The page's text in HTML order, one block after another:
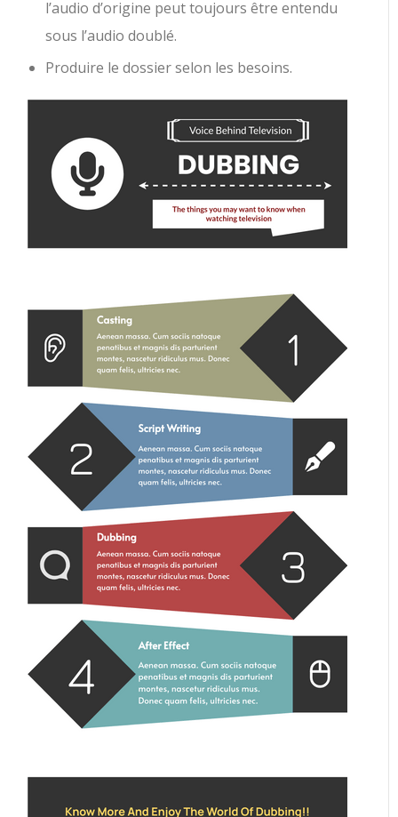
l’audio d’origine peut toujours être entendu
sous l’audio doublé.
Produire le dossier selon les besoins.